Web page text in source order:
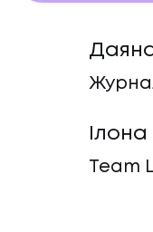
Team